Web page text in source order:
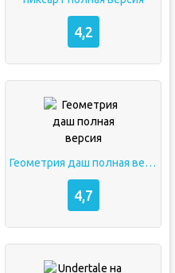
4,2
Геометрия даш полная версия
4,7